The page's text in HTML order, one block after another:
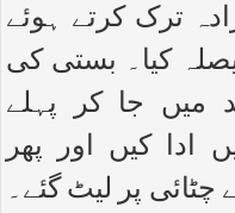
ترک کرتے ہوئے
کیا۔ بستی کی
جا کر پہلے
ادا کیں اور پھر
چٹائی پر لیٹ گئے۔